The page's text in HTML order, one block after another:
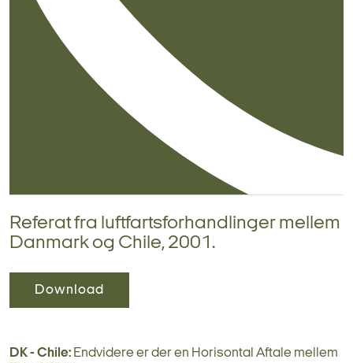
Referat fra luftfartsforhandlinger mellem
Danmark og Chile, 2001.
Download
DK - Chile: Endvidere er der en Horisontal Aftale mellem